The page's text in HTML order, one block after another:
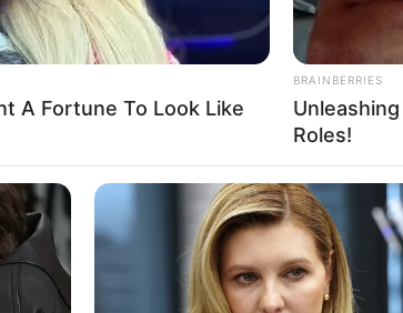
ไพ่อุปสรรค
A Fortune To Look Like
BRAINBERRIES
Roles!
FRIDAY PLANS